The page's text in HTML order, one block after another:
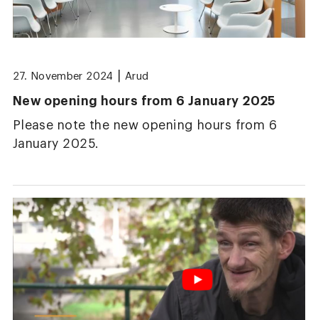
27. November 2024 Arud
New opening hours from 6 January 2025
Please note the new opening hours from 6
January 2025.